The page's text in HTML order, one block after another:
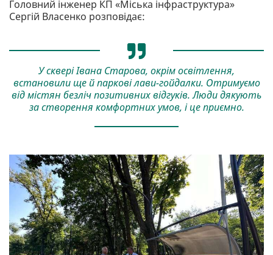
Головний інженер КП «Міська інфраструктура»
Сергій Власенко розповідає:
У сквері Івана Старова, окрім освітлення,
встановили ще й паркові лави-гойдалки. Отримуємо
від містян безліч позитивних відгуків. Люди дякують
за створення комфортних умов, і це приємно.